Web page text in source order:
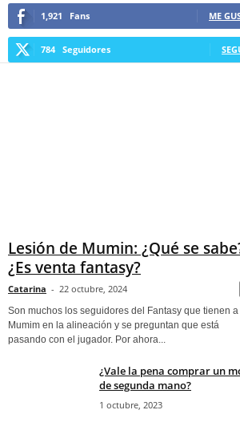
1,921 Fans ME
784 Seguidores
Lesión de Mumin: ¿Qué se
¿Es venta fantasy?
Catarina - 22 octubre, 2024
Son muchos los seguidores del Fantasy que tienen a
Mumim en la alineación y se preguntan que está
pasando con el jugador. Por ahora...
¿Vale la pena comprar un
de segunda mano?
1 octubre, 2023